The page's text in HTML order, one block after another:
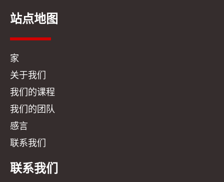
站点地图
家
关于我们
我们的课程
我们的团队
感言
联系我们
联系我们